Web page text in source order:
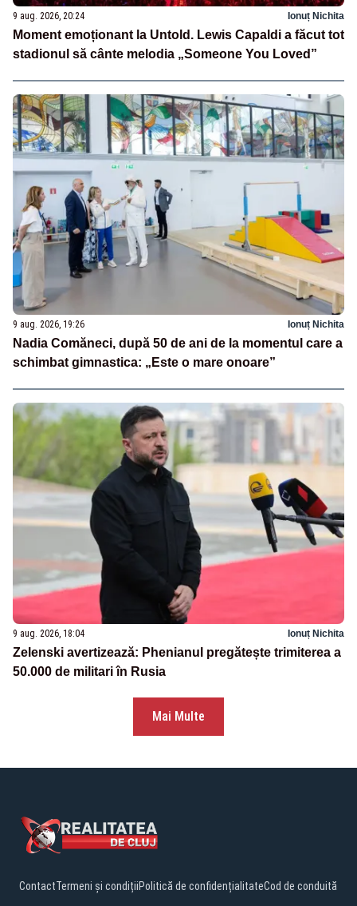
9 aug. 2026, 20:24 Ionuț Nichita
Moment emoționant la Untold. Lewis Capaldi a făcut tot
stadionul să cânte melodia „Someone You Loved”
9 aug. 2026, 19:26 Ionuț Nichita
Nadia Comăneci, după 50 de ani de la momentul care a
schimbat gimnastica: „Este o mare onoare”
9 aug. 2026, 18:04 Ionuț Nichita
Zelenski avertizează: Phenianul pregătește trimiterea a
50.000 de militari în Rusia
Mai Multe
ContactTermeni și condițiiPolitică de confidențialitateCod de conduită